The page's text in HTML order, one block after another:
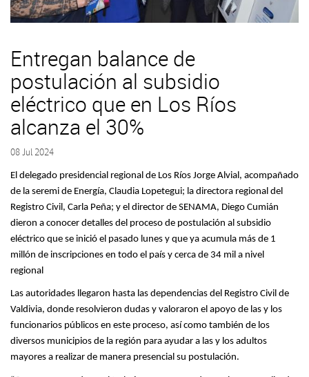
Entregan balance de
postulación al subsidio
eléctrico que en Los Ríos
alcanza el 30%
08 Jul 2024
El delegado presidencial regional de Los Ríos Jorge Alvial, acompañado
de la seremi de Energía, Claudia Lopetegui; la directora regional del
Registro Civil, Carla Peña; y el director de SENAMA, Diego Cumián
dieron a conocer detalles del proceso de postulación al subsidio
eléctrico que se inició el pasado lunes y que ya acumula más de 1
millón de inscripciones en todo el país y cerca de 34 mil a nivel
regional
Las autoridades llegaron hasta las dependencias del Registro Civil de
Valdivia, donde resolvieron dudas y valoraron el apoyo de las y los
funcionarios públicos en este proceso, así como también de los
diversos municipios de la región para ayudar a las y los adultos
mayores a realizar de manera presencial su postulación.